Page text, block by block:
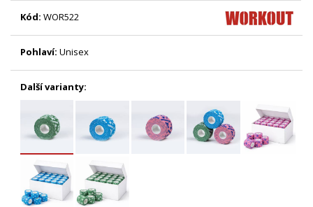
Kód: WOR522
Pohlaví: Unisex
Další varianty: